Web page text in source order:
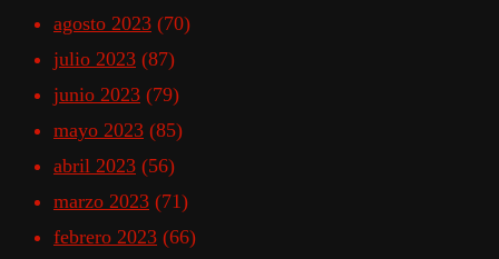
agosto 2023 (70)
julio 2023 (87)
junio 2023 (79)
mayo 2023 (85)
abril 2023 (56)
marzo 2023 (71)
febrero 2023 (66)